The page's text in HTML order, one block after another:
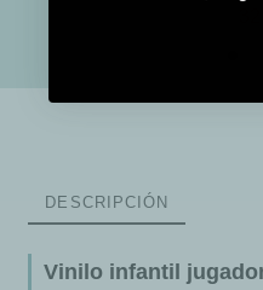
DESCRIPCIÓN
Vinilo infantil